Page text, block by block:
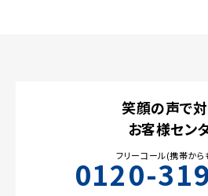
笑顔の声で対
お客様セン
フリーコール(携帯から
0120-